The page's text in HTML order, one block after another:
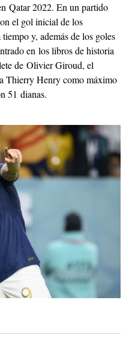
Qatar 2022. En un partido
el gol inicial de los
y, además de los goles
en los libros de historia
de Olivier Giroud, el
Thierry Henry como máximo
51 dianas.